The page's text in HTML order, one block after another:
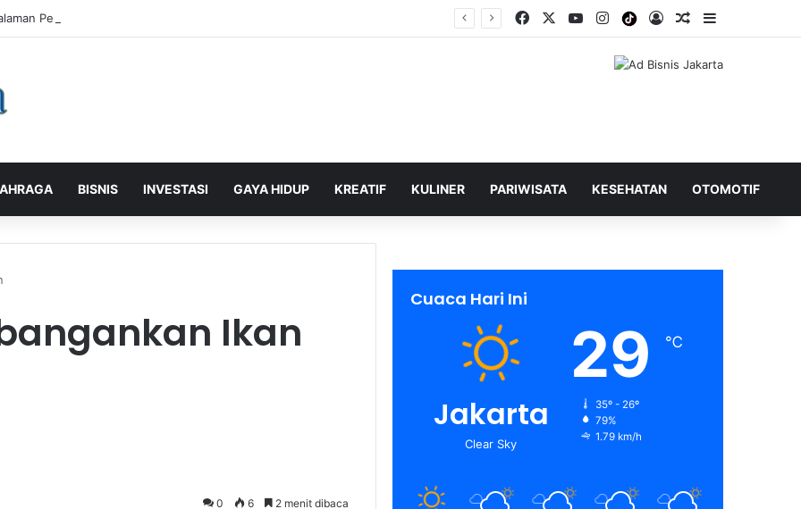
Pelanggan, PLN Icon Plus Sabet Tiga Penghargaan CCW 2026 Facebook YouTubeInstagramTiktokLog InShuffle Berita
BISNIS INVESTASI GAYA HIDUP KREATIF KULINER PARIWISATA KESEHATAN OTOMOTIF
Ikan
0 6 2 menit dibaca
Cuaca Hari Ini
Jakarta
Clear Sky
29 ℃
35º - 26º
79%
1.79 km/h